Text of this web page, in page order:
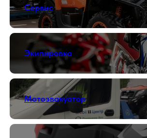
Сервис
Экипировка
Мотоэвакуатор